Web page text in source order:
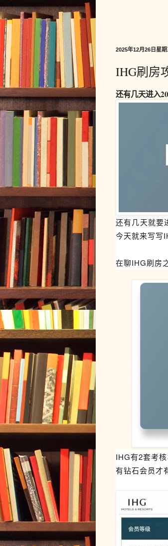
2025年12月26日星期
IHG刷房
还有几天进入
还有几天就要
今天就来写写
在聊IHG刷房
IHG有2套考
有钻石会员才